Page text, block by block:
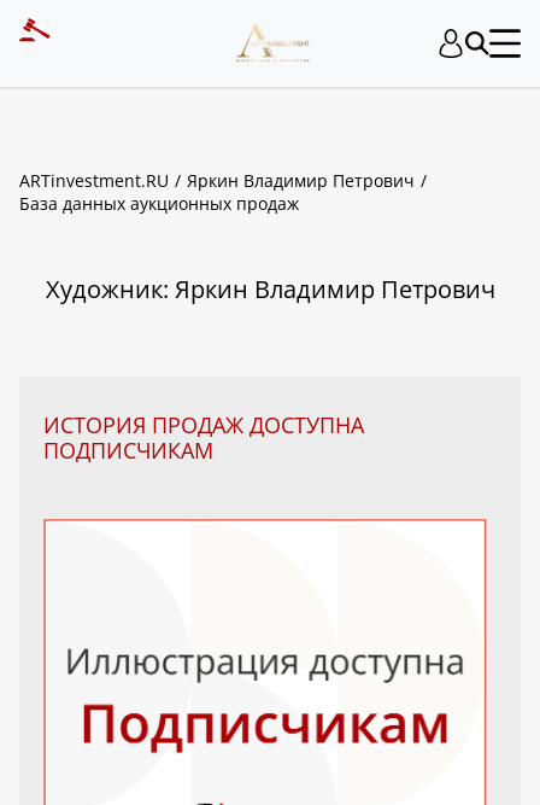
ARTinvestment.RU
Яркин Владимир Петрович
База данных аукционных продаж
Художник: Яркин Владимир Петрович
ИСТОРИЯ ПРОДАЖ ДОСТУПНА
ПОДПИСЧИКАМ